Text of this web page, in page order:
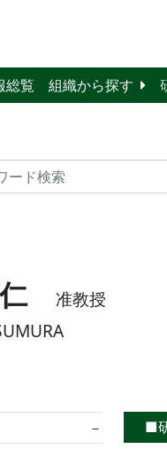
総覧 組織から探す
准教授
－
■